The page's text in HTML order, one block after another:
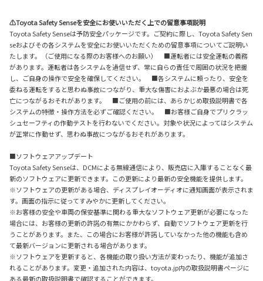
⚠Toyota Safety Senseを安全にお使いいただく上での留意事項説明
Toyota Safety Senseは予防安全パッケージです。ご契約に際し、Toyota Safety Sen
seおよびその各システムを安全にお使いいただくための留意事項についてご説明い
たします。（ご使用になる際のお客様へのお願い） ■運転者には安全運転の義務
があります。運転者は各システムを過信せず、常に自らの責任で周囲の状況を把握
し、ご自身の操作で安全を確保してください。 ■各システムに頼ったり、安全を
委ねる運転をすると思わぬ事故につながり、重大な傷害におよぶか最悪の場合は死
亡につながるおそれがあります。 ■ご使用の前には、あらかじめ取扱説明書で各
システムの特徴・操作方法を必ずご確認ください。 ■お客様ご自身でプリクラッ
シュセーフティの作動テストを行わないでください。対象や状況によってはシステム
が正常に作動せず、思わぬ事故につながるおそれがあります。
■ソフトウェアアップデート
Toyota Safety Senseは、DCMによる無線通信により、販売店に入庫することなく最
新のソフトウェアに更新できます。この更新により最新の安全機能を提供します。
※ソフトウェアの更新がある場合、ディスプレイオーディオに通知画面が表示されま
す。画面の指示に従ってすみやかに更新してください。
※お客様の安全や車両の保安基準に関わる重大なソフトウェア更新が必要になった
場合には、お客様の更新の許諾の有無にかかわらず、自動でソフトウェア更新を行
うことがあります。また、この場合にお客様が許諾していなかった他の機能も含め
て最新バージョンに更新される場合があります。
※ソフトウェアを更新すると、各機能の取り扱い方法が変わったり、機能が追加さ
れることがあります。変更・追加された内容は、toyota.jp内の取扱説明書ページに
ある最新の取扱説明書で確認することができます。